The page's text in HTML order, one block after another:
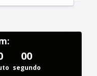
00
segundo